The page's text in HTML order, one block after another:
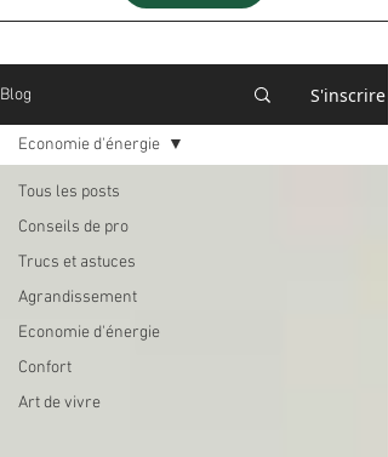
Blog S'inscrire
Tous les posts
Conseils de pro
Trucs et astuces
Agrandissement
Economie d'énergie
Confort
Art de vivre
Economie d'énergie